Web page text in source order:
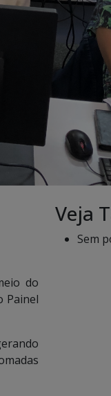
do
Painel
Veja
Sem